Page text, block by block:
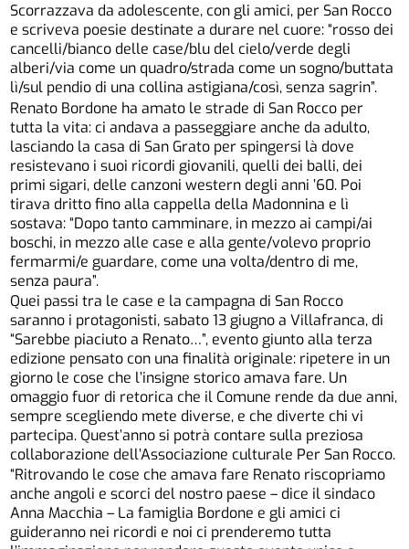
Scorrazzava da adolescente, con gli amici, per San Rocco
e scriveva poesie destinate a durare nel cuore: “rosso dei
cancelli/bianco delle case/blu del cielo/verde degli
alberi/via come un quadro/strada come un sogno/buttata
lì/sul pendio di una collina astigiana/così, senza sagrin”.
Renato Bordone ha amato le strade di San Rocco per
tutta la vita: ci andava a passeggiare anche da adulto,
lasciando la casa di San Grato per spingersi là dove
resistevano i suoi ricordi giovanili, quelli dei balli, dei
primi sigari, delle canzoni western degli anni ’60. Poi
tirava dritto fino alla cappella della Madonnina e lì
sostava: “Dopo tanto camminare, in mezzo ai campi/ai
boschi, in mezzo alle case e alla gente/volevo proprio
fermarmi/e guardare, come una volta/dentro di me,
senza paura”.
Quei passi tra le case e la campagna di San Rocco
saranno i protagonisti, sabato 13 giugno a Villafranca, di
“Sarebbe piaciuto a Renato…”, evento giunto alla terza
edizione pensato con una finalità originale: ripetere in un
giorno le cose che l’insigne storico amava fare. Un
omaggio fuor di retorica che il Comune rende da due anni,
sempre scegliendo mete diverse, e che diverte chi vi
partecipa. Quest’anno si potrà contare sulla preziosa
collaborazione dell’Associazione culturale Per San Rocco.
“Ritrovando le cose che amava fare Renato riscopriamo
anche angoli e scorci del nostro paese – dice il sindaco
Anna Macchia – La famiglia Bordone e gli amici ci
guideranno nei ricordi e noi ci prenderemo tutta